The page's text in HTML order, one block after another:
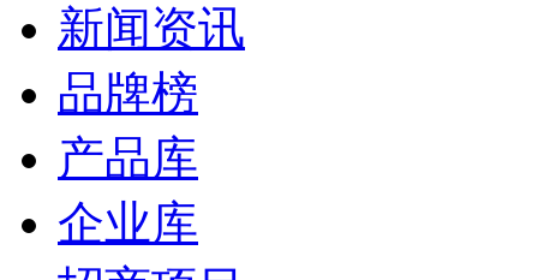
新闻资讯
品牌榜
产品库
企业库